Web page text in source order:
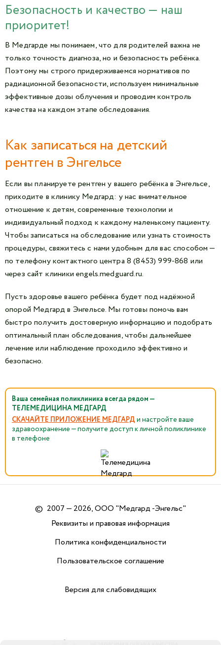
Безопасность и качество — наш
приоритет!
В Медгарде мы понимаем, что для родителей важна не
только точность диагноза, но и безопасность ребёнка.
Поэтому мы строго придерживаемся нормативов по
радиационной безопасности, используем минимальные
эффективные дозы облучения и проводим контроль
качества на каждом этапе обследования.
Как записаться на детский
рентген в Энгельсе
Если вы планируете рентген у вашего ребёнка в Энгельсе,
приходите в клинику Медгард: у нас внимательное
отношение к детям, современные технологии и
индивидуальный подход к каждому маленькому пациенту.
Чтобы записаться на обследование или узнать стоимость
процедуры, свяжитесь с нами удобным для вас способом —
по телефону контактного центра 8 (8453) 999-868 или
через сайт клиники engels.medguard.ru.
Пусть здоровье вашего ребёнка будет под надёжной
опорой Медгард в Энгельсе. Мы готовы помочь вам
быстро получить достоверную информацию и подобрать
оптимальный план обследования, чтобы дальнейшее
лечение или наблюдение проходило эффективно и
безопасно.
Ваша семейная поликлиника всегда рядом —
ТЕЛЕМЕДИЦИНА МЕДГАРД
СКАЧАЙТЕ ПРИЛОЖЕНИЕ МЕДГАРД и настройте ваше
здравоохранение — получите доступ к личной поликлинике
в телефоне
© 2007 — 2026, ООО "Медгард -Энгельс"
Реквизиты и правовая информация
Политика конфиденциальности
Пользовательское соглашение
Версия для слабовидящих